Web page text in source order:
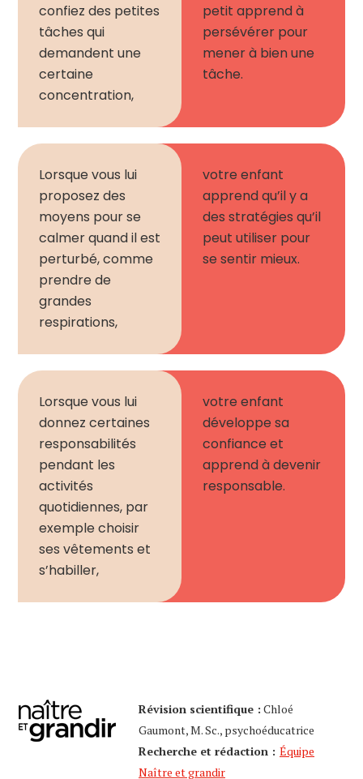
confiez des petites
tâches qui
demandent une
certaine
concentration,
petit apprend à
persévérer pour
mener à bien une
tâche.
Lorsque vous lui
proposez des
moyens pour se
calmer quand il est
perturbé, comme
prendre de
grandes
respirations,
votre enfant
apprendqu’il y a
des stratégies qu’il
peut utiliser pour
se sentir mieux.
Lorsque vous lui
donnez certaines
responsabilités
pendant les
activités
quotidiennes, par
exemple choisir
ses vêtements et
s’habiller,
votre enfant
développe sa
confiance et
apprend à devenir
responsable.
Révision scientifique : Chloé
Gaumont, M. Sc., psychoéducatrice
Recherche et rédaction : Équipe
Naître et grandir